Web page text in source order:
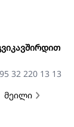
32 220 13 13
მეილი